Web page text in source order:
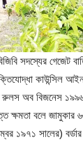
সদস্যের গেজেট
কাউন্সিল
রুলস অব বিজনেস
ক্ষমতা বলে জামুকার
১৯৭১ সালের)